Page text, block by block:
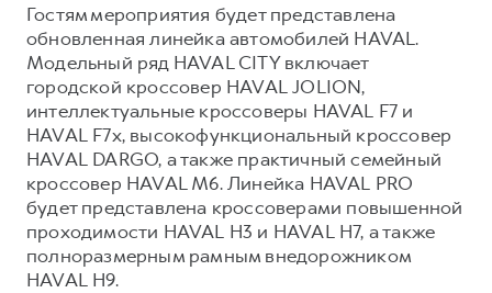
Гостям мероприятия будет представлена
обновленная линейка автомобилей HAVAL.
Модельный ряд HAVAL CITY включает
городской кроссовер HAVAL JOLION,
интеллектуальные кроссоверы HAVAL F7 и
HAVAL F7x, высокофункциональный кроссовер
HAVAL DARGO, а также практичный семейный
кроссовер HAVAL M6. Линейка HAVAL PRO
будет представлена кроссоверами повышенной
проходимости HAVAL H3 и HAVAL H7, а также
полноразмерным рамным внедорожником
HAVAL H9.